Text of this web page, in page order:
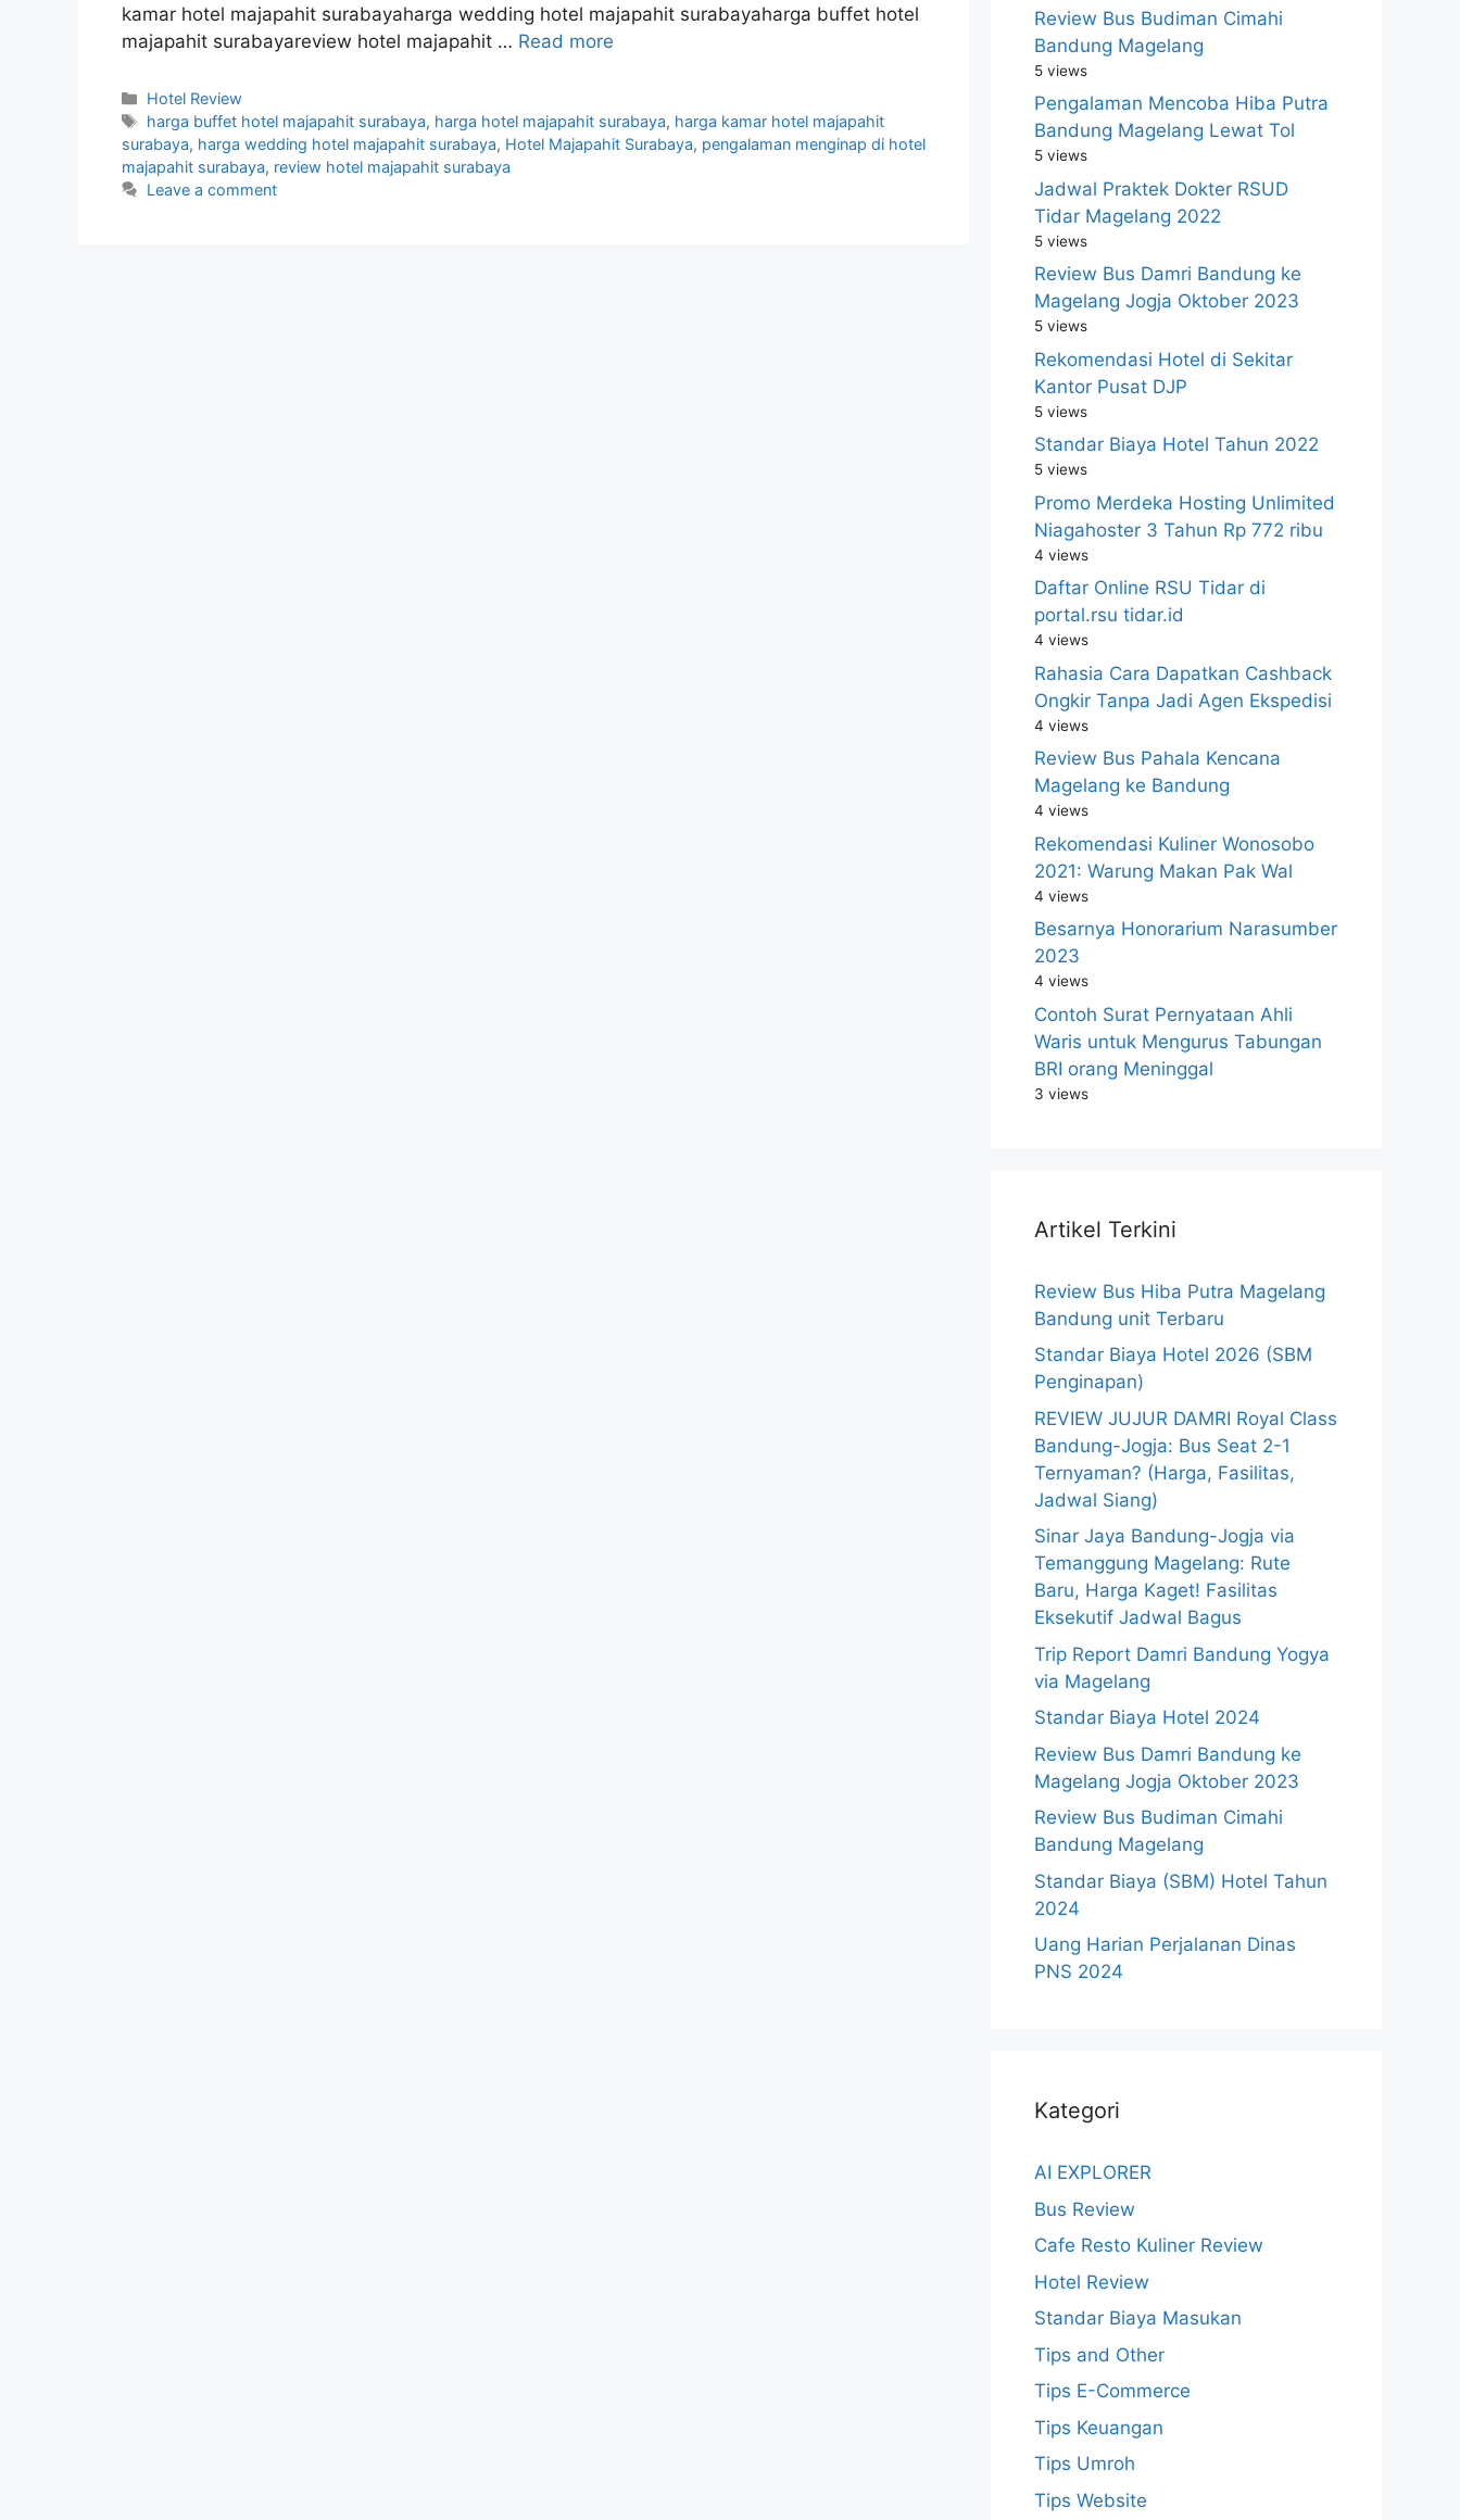
kamar hotel majapahit surabayaharga wedding hotel majapahit surabayaharga buffet hotel
majapahit surabayareview hotel majapahit … Read more
Categories
Hotel Review
Tags
harga buffet hotel majapahit surabaya, harga hotel majapahit surabaya, harga kamar hotel majapahit
surabaya, harga wedding hotel majapahit surabaya, Hotel Majapahit Surabaya, pengalaman menginap di hotel
majapahit surabaya, review hotel majapahit surabaya
Leave a comment
Review Bus Budiman Cimahi
Bandung Magelang
5 views
Pengalaman Mencoba Hiba Putra
Bandung Magelang Lewat Tol
5 views
Jadwal Praktek Dokter RSUD
Tidar Magelang 2022
5 views
Review Bus Damri Bandung ke
Magelang Jogja Oktober 2023
5 views
Rekomendasi Hotel di Sekitar
Kantor Pusat DJP
5 views
Standar Biaya Hotel Tahun 2022
5 views
Promo Merdeka Hosting Unlimited
Niagahoster 3 Tahun Rp 772 ribu
4 views
Daftar Online RSU Tidar di
portal.rsu tidar.id
4 views
Rahasia Cara Dapatkan Cashback
Ongkir Tanpa Jadi Agen Ekspedisi
4 views
Review Bus Pahala Kencana
Magelang ke Bandung
4 views
Rekomendasi Kuliner Wonosobo
2021: Warung Makan Pak Wal
4 views
Besarnya Honorarium Narasumber
2023
4 views
Contoh Surat Pernyataan Ahli
Waris untuk Mengurus Tabungan
BRI orang Meninggal
3 views
Artikel Terkini
Review Bus Hiba Putra Magelang
Bandung unit Terbaru
Standar Biaya Hotel 2026 (SBM
Penginapan)
REVIEW JUJUR DAMRI Royal Class
Bandung-Jogja: Bus Seat 2-1
Ternyaman? (Harga, Fasilitas,
Jadwal Siang)
Sinar Jaya Bandung-Jogja via
Temanggung Magelang: Rute
Baru, Harga Kaget! Fasilitas
Eksekutif Jadwal Bagus
Trip Report Damri Bandung Yogya
via Magelang
Standar Biaya Hotel 2024
Review Bus Damri Bandung ke
Magelang Jogja Oktober 2023
Review Bus Budiman Cimahi
Bandung Magelang
Standar Biaya (SBM) Hotel Tahun
2024
Uang Harian Perjalanan Dinas
PNS 2024
Kategori
AI EXPLORER
Bus Review
Cafe Resto Kuliner Review
Hotel Review
Standar Biaya Masukan
Tips and Other
Tips E-Commerce
Tips Keuangan
Tips Umroh
Tips Website